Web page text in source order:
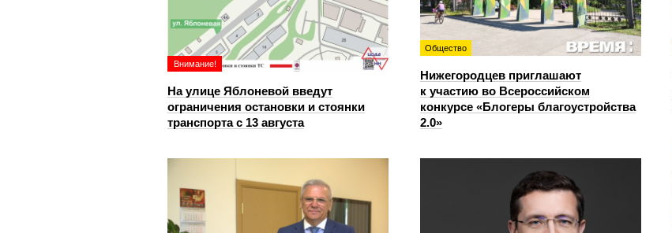
Общество
Нижегородцев приглашают
к участию во Всероссийском
конкурсе «Блогеры благоустройства
2.0»
Внимание!
На улице Яблоневой введут
ограничения остановки и стоянки
транспорта с 13 августа